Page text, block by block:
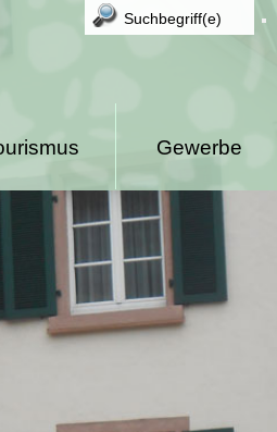
Gewerbe